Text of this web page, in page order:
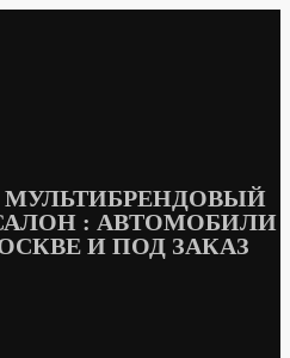
- МУЛЬТИБРЕНДОВЫЙ
: АВТОМОБИЛИ
И ПОД ЗАКАЗ